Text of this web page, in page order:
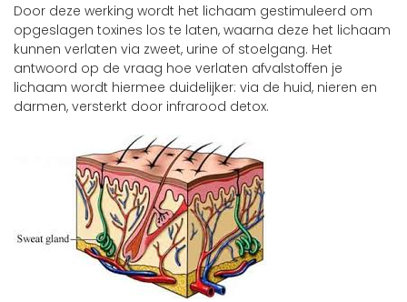
Door deze werking wordt het lichaam gestimuleerd om
opgeslagen toxines los te laten, waarna deze het lichaam
kunnen verlaten via zweet, urine of stoelgang. Het
antwoord op de vraag hoe verlaten afvalstoffen je
lichaam wordt hiermee duidelijker: via de huid, nieren en
darmen, versterkt door infrarood detox.